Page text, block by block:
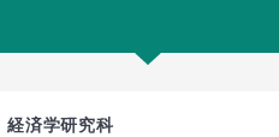
経済学研究科